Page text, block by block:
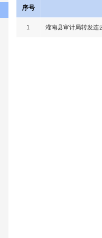
序号
1 灌南县审计局转发连